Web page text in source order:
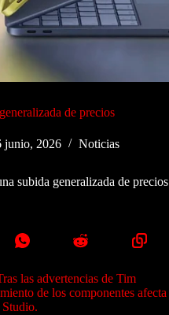
de precios
junio, 2026 Noticias
subida generalizada de precios
las advertencias de Tim
de los componentes afecta